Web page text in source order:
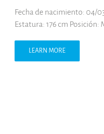
Fecha de nacimiento: 04/
Estatura: 176 cm Posición:
LEARN MORE